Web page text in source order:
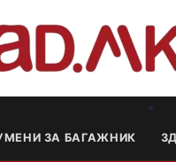
ЗА БАГАЖНИК